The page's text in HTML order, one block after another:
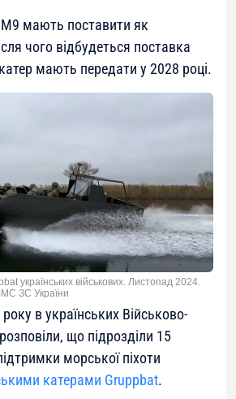
мають поставити як
чого відбудеться поставка
мають передати у 2028 році.
українських військових. Листопад 2024.
ЗС України
в українських Військово-
що підрозділи 15
морської піхоти
катерами Gruppbat.